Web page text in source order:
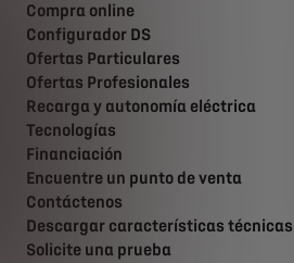
Compra online
Configurador DS
Ofertas Particulares
Ofertas Profesionales
Recarga y autonomía eléctrica
Tecnologías
Financiación
Encuentre un punto de venta
Contáctenos
Descargar características técnicas
Solicite una prueba